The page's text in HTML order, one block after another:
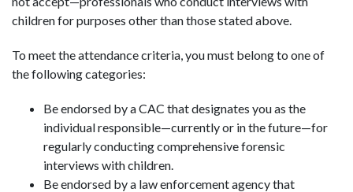
children for purposes other than those stated above.
To meet the attendance criteria, you must belong to one of
the following categories:
Be endorsed by a CAC that designates you as the
individual responsible—currently or in the future—for
regularly conducting comprehensive forensic
interviews with children.
Be endorsed by a law enforcement agency that